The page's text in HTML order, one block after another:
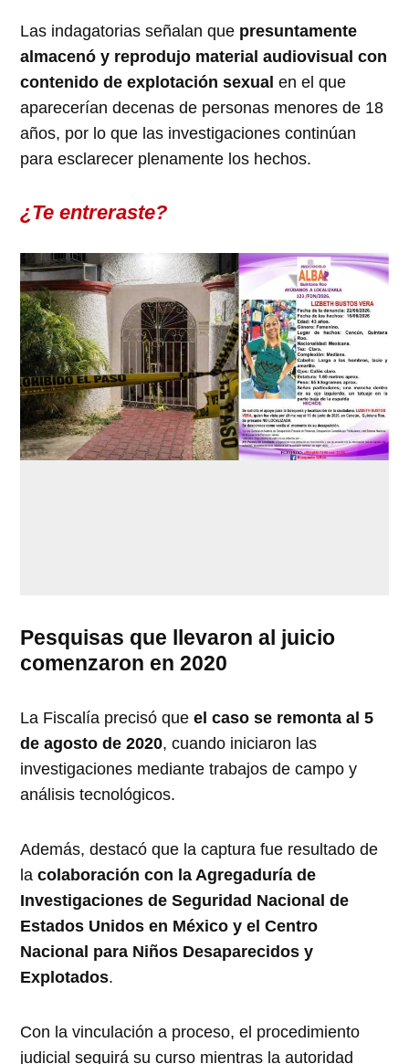
Las indagatorias señalan que presuntamente
almacenó y reprodujo material audiovisual con
contenido de explotación sexualen el que
aparecerían decenas de personas menores de 18
años, por lo que las investigaciones continúan
para esclarecer plenamente los hechos.
¿Te entreraste?
Pesquisas que llevaron al juicio
comenzaron en 2020
La Fiscalía precisó queel caso se remonta al 5
de agosto de 2020, cuando iniciaron las
investigaciones mediante trabajos de campo y
análisis tecnológicos.
Además, destacó que la captura fue resultado de
lacolaboración con la Agregaduría de
Investigaciones de Seguridad Nacional de
Estados Unidos en México y el Centro
Nacional para Niños Desaparecidos y
Explotados.
Con la vinculación a proceso, el procedimiento
judicial seguirá su curso mientras la autoridad